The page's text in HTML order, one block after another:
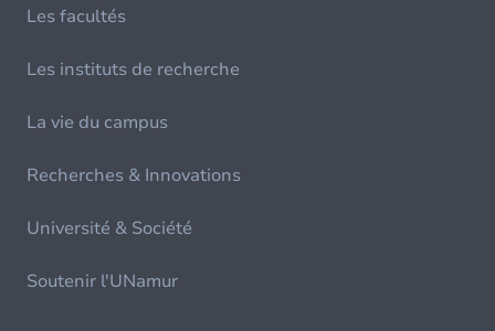
Les facultés
Les instituts de recherche
La vie du campus
Recherches & Innovations
Université & Société
Soutenir l'UNamur